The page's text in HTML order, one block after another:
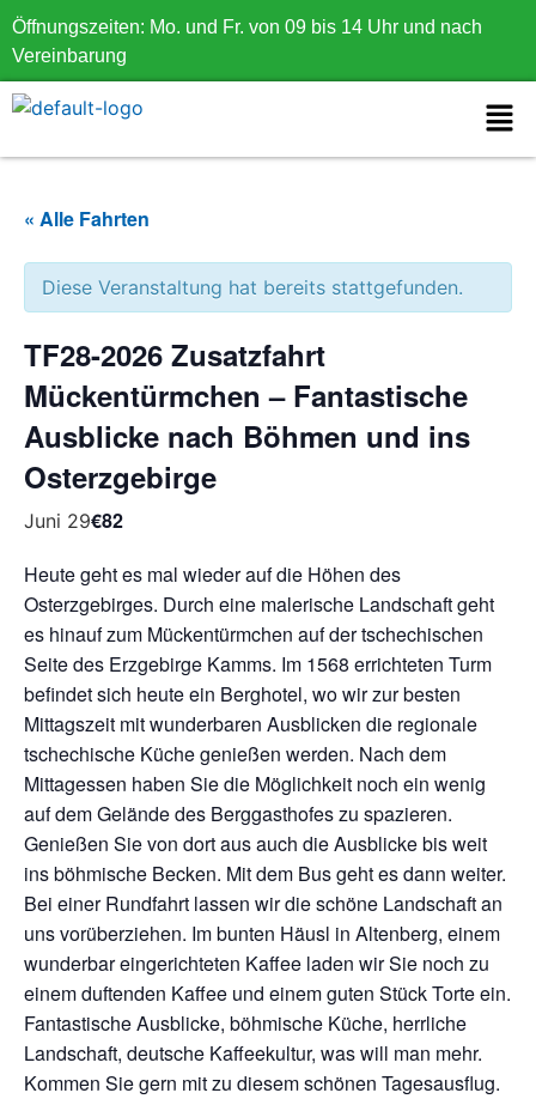
Öffnungszeiten: Mo. und Fr. von 09 bis 14 Uhr und nach
Vereinbarung
« Alle Fahrten
Diese Veranstaltung hat bereits stattgefunden.
TF28-2026 Zusatzfahrt
Mückentürmchen – Fantastische
Ausblicke nach Böhmen und ins
Osterzgebirge
Juni 29€82
Heute geht es mal wieder auf die Höhen des
Osterzgebirges. Durch eine malerische Landschaft geht
es hinauf zum Mückentürmchen auf der tschechischen
Seite des Erzgebirge Kamms. Im 1568 errichteten Turm
befindet sich heute ein Berghotel, wo wir zur besten
Mittagszeit mit wunderbaren Ausblicken die regionale
tschechische Küche genießen werden. Nach dem
Mittagessen haben Sie die Möglichkeit noch ein wenig
auf dem Gelände des Berggasthofes zu spazieren.
Genießen Sie von dort aus auch die Ausblicke bis weit
ins böhmische Becken. Mit dem Bus geht es dann weiter.
Bei einer Rundfahrt lassen wir die schöne Landschaft an
uns vorüberziehen. Im bunten Häusl in Altenberg, einem
wunderbar eingerichteten Kaffee laden wir Sie noch zu
einem duftenden Kaffee und einem guten Stück Torte ein.
Fantastische Ausblicke, böhmische Küche, herrliche
Landschaft, deutsche Kaffeekultur, was will man mehr.
Kommen Sie gern mit zu diesem schönen Tagesausflug.